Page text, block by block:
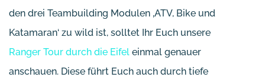
den drei Teambuilding Modulen ‚ATV, Bike und
Katamaran‘ zu wild ist, solltet Ihr Euch unsere
Ranger Tour durch die Eifel einmal genauer
anschauen. Diese führt Euch auch durch tiefe